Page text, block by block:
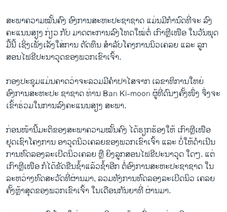
ລາຍການກະຈາຍສຽງ
ລາຍງານ
ຕິດຕາມພວກເຮົາ ທີ່
ພາສາຕ່າງໆ
ສະພາຄວາມໝັ້ນຄົງ ອົງການສະຫະປະຊາຊາດ ແມ່ນມີກຳນົດທີ່ຈະ ລົງ
ຄະແນນສຽງ ກ່ຽວ ກັບ ມາດຕະການລົງໂທດໃໝ່ຕໍ່ ເກົາຫຼີເໜືອ ໃນວັນພຸດ
ມື້ນີ້ ເຊິ່ງເພັ່ງເລັງໃສ່ການ ຕັດທຶນ ສຳລັບໂຄງການນິວເຄລຍ ແລະ ລູກ
ສອນໄຟຂີປະນາວຸດຂອງພວກເຂົາເຈົ້າ.
ກອງປະຊຸມແມ່ນຄາດວ່າຈະລວມມີຄຳປາໄສຈາກ ເລຂາທິການໃຫຍ່
ອົງການສະຫະປະ ຊາຊາດ ທ່ານ Ban Ki-moon ຜູ້ທີ່ດົນໆຄັ້ງໜຶ່ງ ຈຶ່ງຈະ
ເຂົ້າຮ່ວມໃນການລົງຄະແນນສຽງ ສະພາ.
ກ່ອນໜ້ານີ້ມະຕິຂອງສະພາຄວາມໝັ້ນຄົງ ໄດ້ຮຽກຮ້ອງໃຫ້ ເກົາຫຼີເໜືອ
ຢຸດ​ເຊົາໂຄງການ ອາວຸດນິວເຄລຍຂອງພວກເຂົາເຈົ້າ ແລະ ບໍ່ໃຫ້ດຳເນີນ
ການທົດລອງລະເບີດນິວເຄລຍ ຫຼື ຍິງລູກສອນໄຟຂີປະນາວຸດ ໃດໆ. ແຕ່
ເກົາຫຼີເໜືອ ກໍໄດ້ຂັດຂືນຊ້ຳ​ແລ້ວ​ຊ້ຳ​ອີກ ຕໍ່ອົງການ​ສະຫະປະຊາ​ຊາດ ໃນ
ລະຫວ່າງທົດສະວັດທີ່ຜ່ານມາ, ລວມທັງການທົດລອງລະເບີດນິວ ເຄລຍ
ຄັ້ງຫຼ້າສຸດຂອງພວກເຂົາເຈົ້າ ໃນເດືອນກັນຍາທີ່ ຜ່ານມາ.